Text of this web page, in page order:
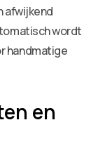
afwijkend
wordt
handmatige
en